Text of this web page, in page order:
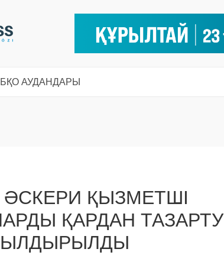
БҚО АУДАНДАРЫ
ҚЫЗМЕТШІ
ҚАРДАН ТАЗАРТУ